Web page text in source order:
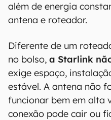
além de energia
antena e roteador.
Diferente de um
no bolso, a Starlink
exige espaço,
estável. A antena não
funcionar bem em alta
conexão pode cair ou